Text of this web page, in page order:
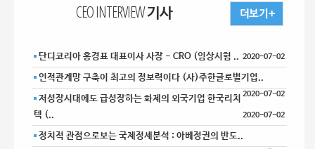
CEO INTERVIEW 기사
단디코리아 홍경표 대표이사 사장 - CRO (임상시험 .. 2020-07-02
인적관계망 구축이 최고의 정보력이다 (사)주한글로벌기업..
2020-07-02
저성장시대에도 급성장하는 화제의 외국기업 한국리치
텍 (..
2020-07-02
정치적 관점으로보는 국제정세분석 : 아베정권의 반도..